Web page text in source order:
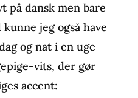
på dansk men bare
jeg også have
og nat i en uge
vits, der gør
accent: